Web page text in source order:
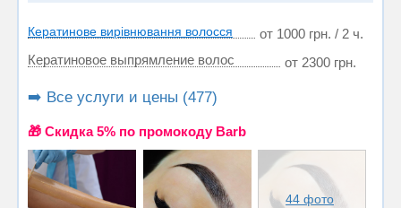
Кератинове вирівнювання волосся
от 1000 грн. / 2 ч.
Кератиновое выпрямление волос
от 2300 грн.
➡️ Все услуги и цены (477)
🎁 Cкидка 5% по промокоду Barb
44 фото